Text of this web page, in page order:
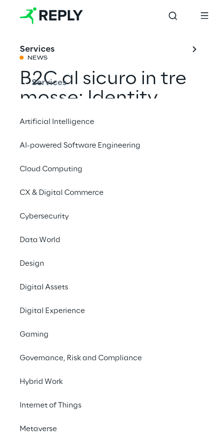
Services
Services
Artificial Intelligence
AI-powered Software Engineering
Cloud Computing
CX & Digital Commerce
Cybersecurity
Data World
Design
Digital Assets
Digital Experience
Gaming
Governance, Risk and Compliance
Hybrid Work
Internet of Things
Metaverse
NEWS
B2C al sicuro in tre
mosse: Identity
verification,
Passwordless, MFA
Condividi con un amico
Events
b2c